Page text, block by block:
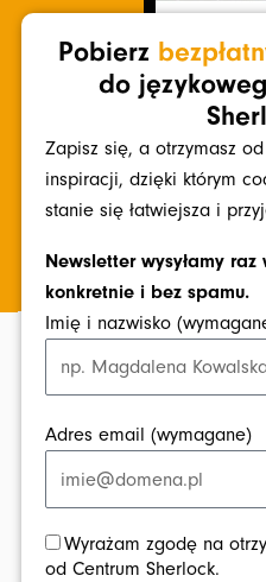
Pobierz
do
Zapisz się, a otrzymasz
inspiracji, dzięki którym
stanie się łatwiejsza i
Newsletter wysyłamy
konkretnie i bez spamu.
Imię i nazwisko
Adres email (wymagane)
Wyrażam zgodę na
od Centrum Sherlock.